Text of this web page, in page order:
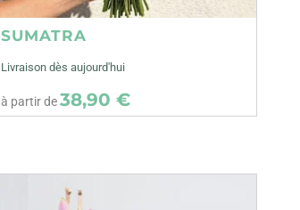
SUMATRA
Livraison dès aujourd'hui
à partir de38,90 €